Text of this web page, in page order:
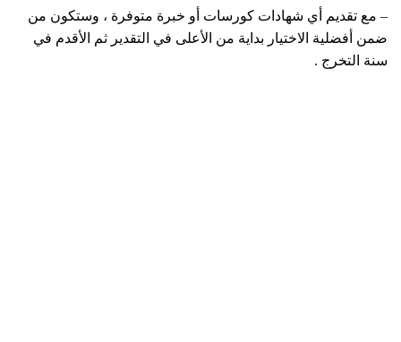
– مع تقديم أي شهادات كورسات أو خبرة متوفرة ، وستكون من
ضمن أفضلية الاختيار بداية من الأعلى في التقدير ثم الأقدم في
سنة التخرج .